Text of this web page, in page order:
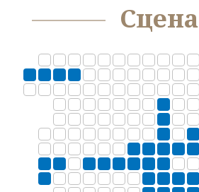
БОЛЬШОЙ ЗАЛ
МАЛЫЙ ЗАЛ
ФОЙЕ
ОРГАНИЗАЦИЯ МЕРОПРИЯТИЙ
ОРГАНИЗАЦИЯ ПИТАНИЯ
АФИША
Сцена